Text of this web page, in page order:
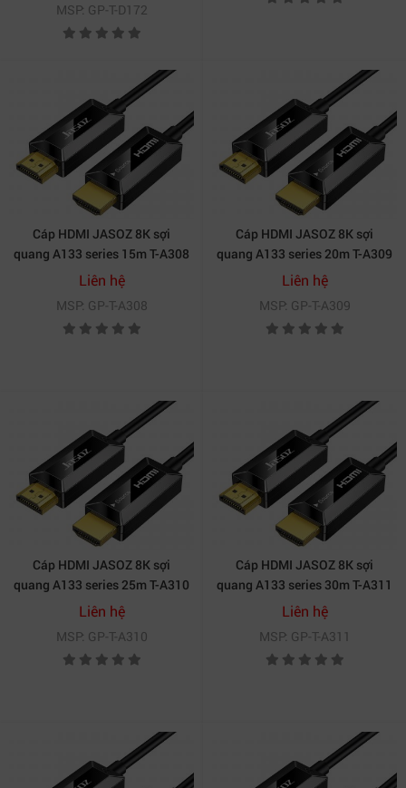
MSP: GP-T-D172
Cáp HDMI JASOZ 8K sợi
quang A133 series 15m T-A308
Liên hệ
MSP: GP-T-A308
Cáp HDMI JASOZ 8K sợi
quang A133 series 20m T-A309
Liên hệ
MSP: GP-T-A309
Cáp HDMI JASOZ 8K sợi
quang A133 series 25m T-A310
Liên hệ
MSP: GP-T-A310
Cáp HDMI JASOZ 8K sợi
quang A133 series 30m T-A311
Liên hệ
MSP: GP-T-A311